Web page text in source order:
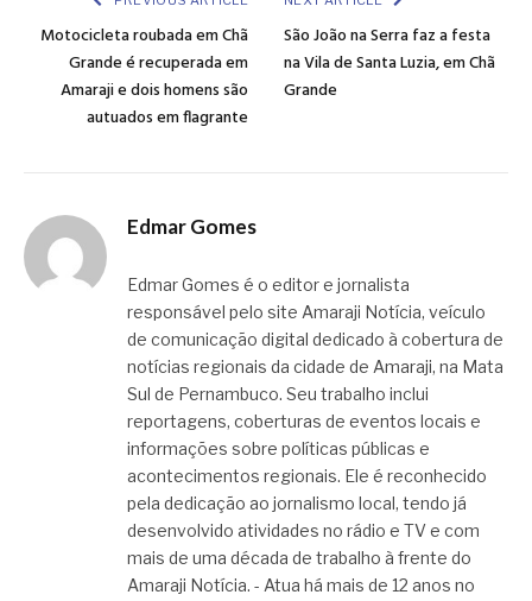
Motocicleta roubada em Chã
Grande é recuperada em
Amaraji e dois homens são
autuados em flagrante
São João na Serra faz a festa
na Vila de Santa Luzia, em Chã
Grande
Edmar Gomes
Edmar Gomes é o editor e jornalista
responsável pelo site Amaraji Notícia, veículo
de comunicação digital dedicado à cobertura de
notícias regionais da cidade de Amaraji, na Mata
Sul de Pernambuco. Seu trabalho inclui
reportagens, coberturas de eventos locais e
informações sobre políticas públicas e
acontecimentos regionais. Ele é reconhecido
pela dedicação ao jornalismo local, tendo já
desenvolvido atividades no rádio e TV e com
mais de uma década de trabalho à frente do
Amaraji Notícia. - Atua há mais de 12 anos no